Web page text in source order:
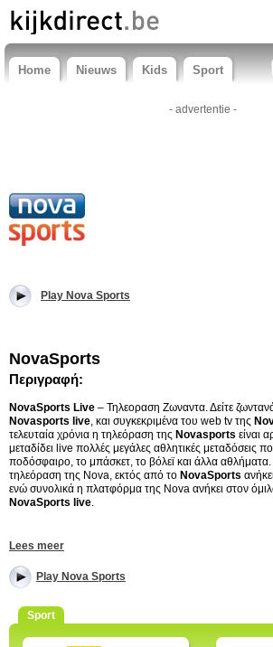
Home Nieuws Kids Sport
- advertentie -
Play Nova Sports
NovaSports
Περιγραφή:
NovaSports Live – Τηλεοραση Ζωναντα. Δείτε
Novasports live, και συγκεκριμένα του web tv της
τελευταία χρόνια η τηλεόραση της Novasports είναι
μεταδίδει live πολλές μεγάλες αθλητικές μεταδόσεις
ποδόσφαιρο, το μπάσκετ, το βόλεϊ και άλλα
τηλεόραση της Nova, εκτός από το NovaSports
ενώ συνολικά η πλατφόρμα της Nova ανήκει στον
NovaSports live.
Tags: novasports, nova sports fm, live, programma, 1
streaming, fm protoselida, novasports 2, live streaming
Lees meer
Play Nova Sports
Sport